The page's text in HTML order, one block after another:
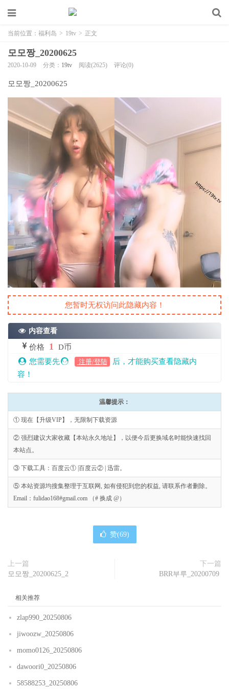
当前位置： 福利岛 > 19tv > 正文
모모짱_20200625
2020-10-09 分类： 19tv 阅读(2625) 评论(0)
모모짱_20200625
您暂时无权访问此隐藏内容！
内容查看
价格 1
D币
您需要先
注册/登陆
后，才能购买查看隐藏内
容！
温馨提示：
① 现在【升级VIP】，无限制下载资源
② 强烈建议大家收藏【本站永久地址】，以便今后更换域名时能快速找回
本站点。
③ 下载工具：百度云① |百度云② | 迅雷。
⑤ 本站资源均搜集整理于互联网, 如有侵犯到您的权益, 请联系作者删除。
Email：fulidao168#gmail.com （# 换成 @）
赞(69)
上一篇
모모짱_20200625_2
下一篇
BRR부루_20200709
相关推荐
zlap990_20250806
jiwoozw_20250806
momo0126_20250806
dawoori0_20250806
58588253_20250806